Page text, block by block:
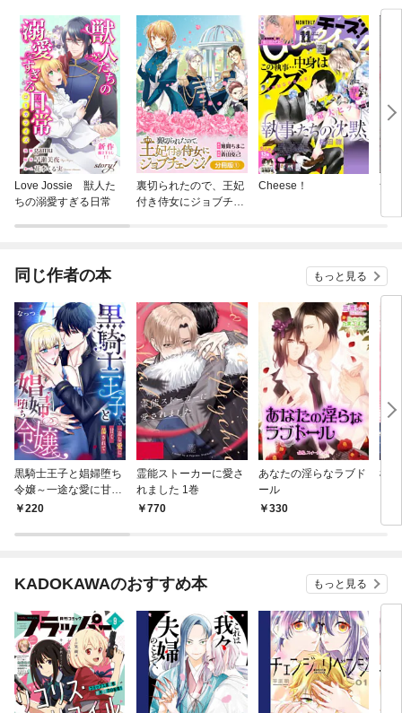
Love Jossie 獣人た
ちの溺愛すぎる日常
裏切られたので、王妃
付き侍女にジョブチェ
Cheese！ 無
同じ作者の本 もっと見る
黒騎士王子と娼婦堕ち
令嬢～一途な愛に甘く
蕩されて～
220
霊能ストーカーに愛さ
れました 1巻
770
あなたの淫らなラブド
ール
330
桃
KADOKAWAのおすすめ本 もっと見る